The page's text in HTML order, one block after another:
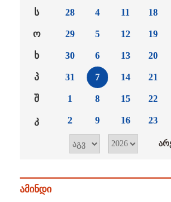
ს
ო
ხ
პ
შ
კ
28
29
30
31
1
2
4
5
6
7
8
9
11
12
13
14
15
16
18
19
20
21
22
23
ამინდი